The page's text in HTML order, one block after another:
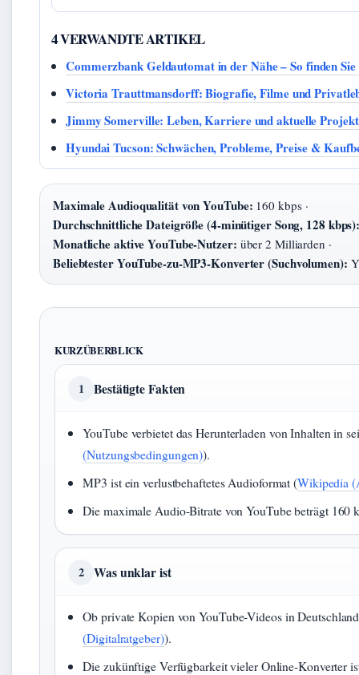
4 VERWANDTE ARTIKEL
Commerzbank Geldautomat in der Nähe – So finden Sie
Victoria Trauttmansdorff: Biografie, Filme und
Jimmy Somerville: Leben, Karriere und aktuelle
Hyundai Tucson: Schwächen, Probleme, Preise &
Maximale Audioqualität von YouTube: 160 kbps ·
Durchschnittliche Dateigröße (4-minütiger Song, 128
Monatliche aktive YouTube-Nutzer: über 2 Milliarden ·
Beliebtester YouTube-zu-MP3-Konverter (Suchvolumen):
KURZÜBERBLICK
1 Bestätigte Fakten
YouTube verbietet das Herunterladen von Inhalten in
(Nutzungsbedingungen)).
MP3 ist ein verlustbehaftetes Audioformat (Wikipedia
Die maximale Audio-Bitrate von YouTube beträgt 160
2 Was unklar ist
Ob private Kopien von YouTube-Videos in
(Digitalratgeber)).
Die zukünftige Verfügbarkeit vieler Online-Konverter